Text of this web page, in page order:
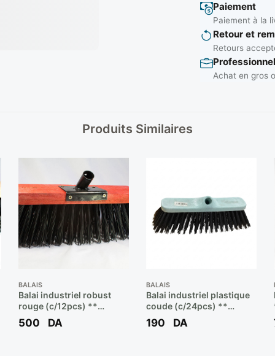
Paiement
Paiement à la
Retour et
Retours
Achat en gros
Produits Similaires
BALAIS
Balai industriel robust
rouge (c/12pcs) **
ALGEBROS
500 DA
BALAIS
Balai industriel plastique
coude (c/24pcs) **
ALGEBROS
190 DA